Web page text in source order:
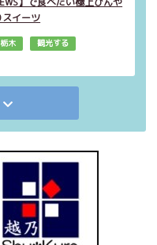
スイーツ
栃木 観光する